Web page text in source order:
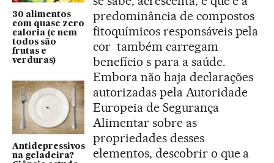
30 alimentos
com quase zero
caloria (e nem
todos são
frutas e
verduras)
Antidepressivos
na geladeira?
predominância de compostos
fitoquímicos responsáveis pela
cor também carregam
benefício s para a saúde.
Embora não haja declarações
autorizadas pela Autoridade
Europeia de Segurança
Alimentar sobre as
propriedades desses
elementos, descobrir o que a